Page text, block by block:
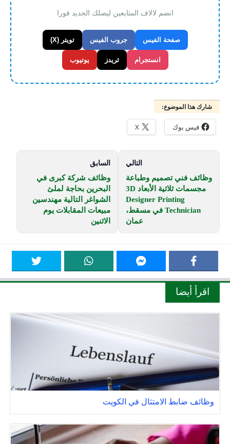
انضم لالاف المتابعين ليصلك الجديد فورا
صفحة الفيس جروب الفيس تويتر (X)
انستجرام ثريدز يوتيوب
شارك هذا الموضوع:
فيس بوك X
التالي
وظائف فني تصميم وطباعة
مجسمات ثلاثية الأبعاد 3D
Designer Printing
Technician في مسقط،
عمان
السابق
وظائف شركة كبرى في
البحرين بحاجة لملئ
الشواغر التالية مهندسين
مبيعات المقابلات يوم
الاثنين
اقرأ أيضا
وظائف ضابط الامتثال في الكويت